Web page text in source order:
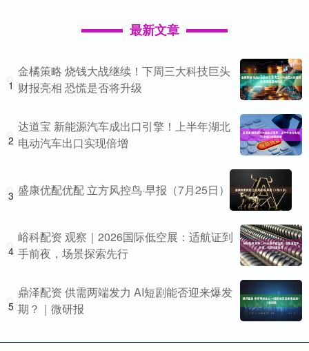
最新文章
1
金橘策略 烧钱大战继续！下周三大科技巨头
财报亮相 恐慌是否将升级
2
达道宝 新能源汽车成出口引擎！上半年湖北
电动汽车出口实现倍增
3 盛康优配优配 立方风控鸟·早报（7月25日）
4
峪科配资 观察｜2026国际低空展：适航证到
手前夜，场景探索先行
5
鼎泽配资 供需两端发力 AI短剧能否迎来爆发
期？｜微研报